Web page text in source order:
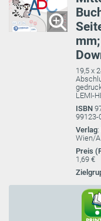
19,5 x
LEMI-
ISBN
99123-
Verlag
Wien/A
Preis
1,69 €